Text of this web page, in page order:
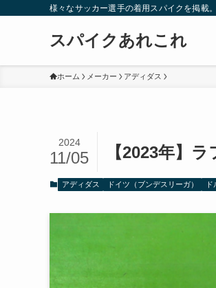
様々なサッカー選手の着用スパイクを掲載
スパイクあれこれ
ホーム メーカー アディダス
【2023年】
2024
11/05
アディダス ドイツ（ブンデスリーガ）